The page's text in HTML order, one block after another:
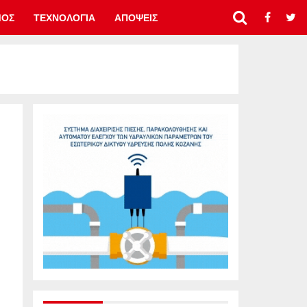
ΤΕΧΝΟΛΟΓΙΑ ΑΠΟΨΕΙΣ